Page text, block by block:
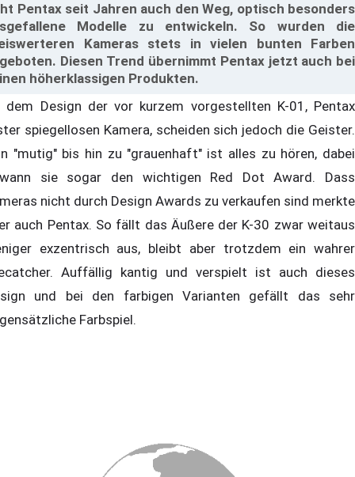
Pentax seit Jahren auch den Weg, optisch besonders
Modelle zu entwickeln. So wurden die
Kameras stets in vielen bunten Farben
Diesen Trend übernimmt Pentax jetzt auch bei
höherklassigen Produkten.
dem Design der vor kurzem vorgestellten K-01, Pentax
spiegellosen Kamera, scheiden sich jedoch die Geister.
"mutig" bis hin zu "grauenhaft" ist alles zu hören, dabei
sie sogar den wichtigen Red Dot Award. Dass
nicht durch Design Awards zu verkaufen sind merkte
auch Pentax. So fällt das Äußere der K-30 zwar weitaus
exzentrisch aus, bleibt aber trotzdem ein wahrer
Auffällig kantig und verspielt ist auch dieses
und bei den farbigen Varianten gefällt das sehr
Farbspiel.